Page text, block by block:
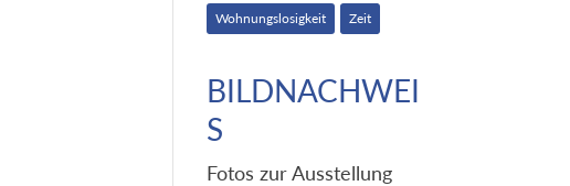
Wohnungslosigkeit Zeit
BILDNACHWEI
S
Fotos zur Ausstellung